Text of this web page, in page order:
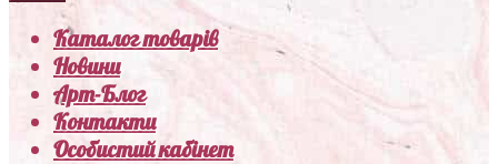
Каталог товарів
Новини
Арт-Блог
Контакти
Особистий кабінет